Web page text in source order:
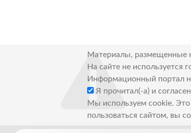
Материалы, размещенные
На сайте не используется
Информационный портал
Я прочитал(-а) и
Мы используем cookie. Это
пользоваться сайтом, вы